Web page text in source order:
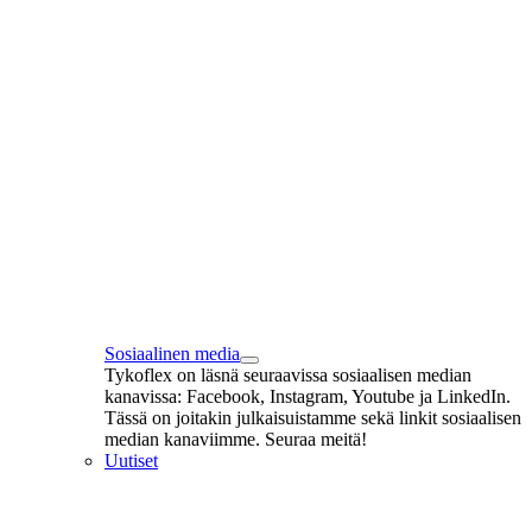
Sosiaalinen media
Tykoflex on läsnä seuraavissa sosiaalisen median
kanavissa: Facebook, Instagram, Youtube ja LinkedIn.
Tässä on joitakin julkaisuistamme sekä linkit sosiaalisen
median kanaviimme. Seuraa meitä!
Uutiset